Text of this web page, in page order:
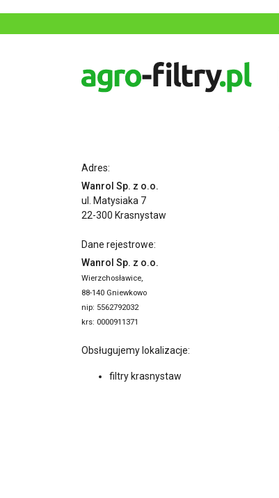
Adres:
Wanrol Sp. z o.o.
ul. Matysiaka 7
22-300 Krasnystaw
Dane rejestrowe:
Wanrol Sp. z o.o.
Wierzchosławice,
88-140 Gniewkowo
nip: 5562792032
krs: 0000911371
Obsługujemy lokalizacje:
filtry krasnystaw